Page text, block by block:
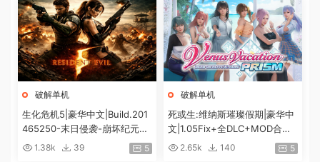
破解单机
生化危机5|豪华中文|Build.201
465250-末日侵袭-崩坏纪元
+预购特典+全DLC-解锁全内
1.38k 39 5
破解单机
死或生:维纳斯璀璨假期|豪华中
文|1.05Fix+全DLC+MOD合集
+预购特典|解压即撸|[12G/百
2.65k 140 5